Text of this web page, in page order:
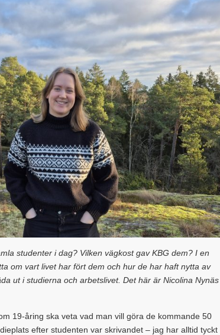
studenter i dag? Vilken vägkost gav KBG dem? I en
om vart livet har fört dem och hur de har haft nytta av
ut i studierna och arbetslivet. Det här är Nicolina Nynäs
19-åring ska veta vad man vill göra de kommande 50
efter studenten var skrivandet – jag har alltid tyckt